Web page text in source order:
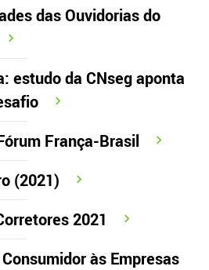
das Ouvidorias do
estudo da CNseg aponta
França-Brasil
(2021)
2021
às Empresas